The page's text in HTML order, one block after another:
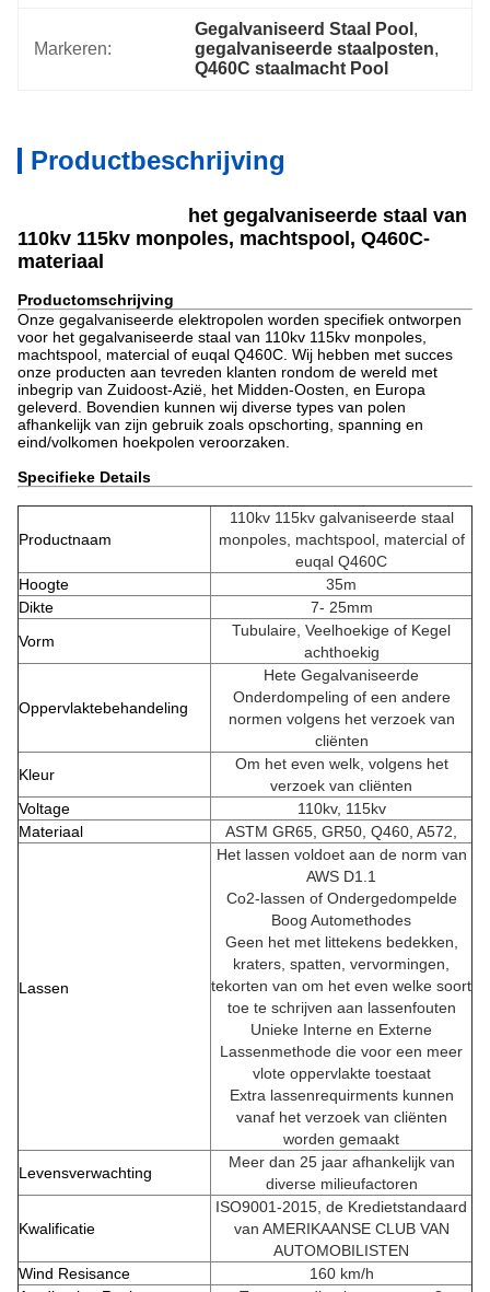
Markeren:
Gegalvaniseerd Staal Pool ,
gegalvaniseerde staalposten,
Q460C staalmacht Pool
Productbeschrijving
het gegalvaniseerde staal van
110kv 115kv monpoles, machtspool, Q460C-
materiaal
Productomschrijving
Onze gegalvaniseerde elektropolen worden specifiek ontworpen
voor het gegalvaniseerde staal van 110kv 115kv monpoles,
machtspool, matercial of euqal Q460C. Wij hebben met succes
onze producten aan tevreden klanten rondom de wereld met
inbegrip van Zuidoost-Azië, het Midden-Oosten, en Europa
geleverd. Bovendien kunnen wij diverse types van polen
afhankelijk van zijn gebruik zoals opschorting, spanning en
eind/volkomen hoekpolen veroorzaken.
Specifieke Details
Productnaam
110kv 115kv galvaniseerde staal
monpoles, machtspool, matercial of
euqal Q460C
Hoogte
35m
Dikte
7- 25mm
Vorm
Tubulaire, Veelhoekige of Kegel
achthoekig
Oppervlaktebehandeling
Hete Gegalvaniseerde
Onderdompeling of een andere
normen volgens het verzoek van
cliënten
Kleur
Om het even welk, volgens het
verzoek van cliënten
Voltage
110kv, 115kv
Materiaal
ASTM GR65, GR50, Q460, A572,
Lassen
Het lassen voldoet aan de norm van
AWS D1.1
Co2-lassen of Ondergedompelde
Boog Automethodes
Geen het met littekens bedekken,
kraters, spatten, vervormingen,
tekorten van om het even welke soort
toe te schrijven aan lassenfouten
Unieke Interne en Externe
Lassenmethode die voor een meer
vlote oppervlakte toestaat
Extra lassenrequirments kunnen
vanaf het verzoek van cliënten
worden gemaakt
Levensverwachting
Meer dan 25 jaar afhankelijk van
diverse milieufactoren
Kwalificatie
ISO9001-2015, de Kredietstandaard
van AMERIKAANSE CLUB VAN
AUTOMOBILISTEN
Wind Resisance
160 km/h